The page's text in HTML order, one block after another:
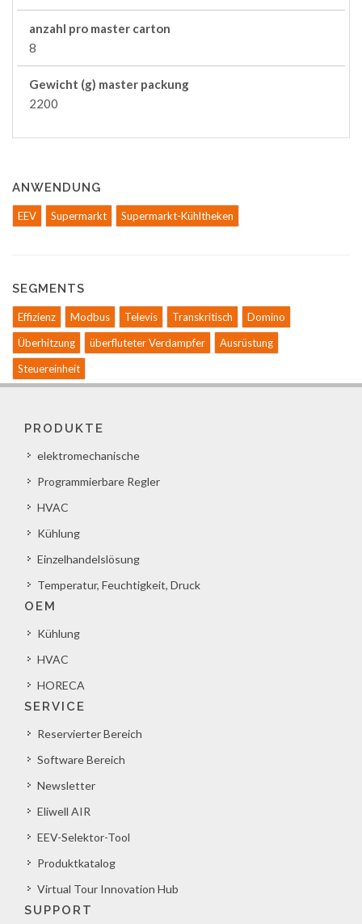
anzahl pro master carton
8
Gewicht (g) master packung
2200
ANWENDUNG
EEV Supermarkt Supermarkt-Kühltheken
SEGMENTS
Effizienz Modbus Televis Transkritisch
Domino
Überhitzung
überfluteter Verdampfer
Ausrüstung
Steuereinheit
PRODUKTE
elektromechanische
Programmierbare Regler
HVAC
Kühlung
Einzelhandelslösung
Temperatur, Feuchtigkeit, Druck
OEM
Kühlung
HVAC
HORECA
SERVICE
Reservierter Bereich
Software Bereich
Newsletter
Eliwell AIR
EEV-Selektor-Tool
Produktkatalog
Virtual Tour Innovation Hub
SUPPORT